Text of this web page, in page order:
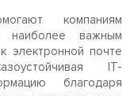
компаниям
наиболее важным
электронной почте
IT-
благодаря